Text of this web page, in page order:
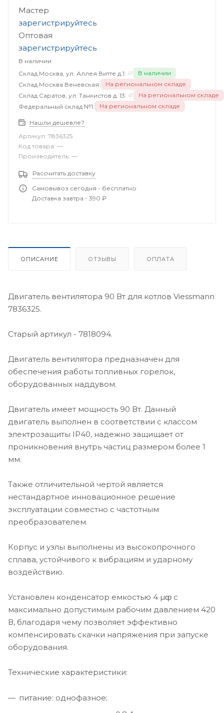
Мастер
зарегистрируйтесь
Оптовая
зарегистрируйтесь
В наличии
Склад Москва, ул. Аллея Витте д.1:
В наличии
Склад Москва Веневская:
На региональном складе
Склад Саратов, ул. Танкистов д. 13:
На региональном складе
Федеральный склад №1:
На региональном складе
Нашли дешевле?
Артикул: 7836325
Код товара: —
Производитель: —
Рассчитать доставку
Самовывоз сегодня - бесплатно
Доставка завтра - 390 ₽
ОПИСАНИЕ ОТЗЫВЫ ОПЛАТА
Двигатель вентилятора 90 Вт для котлов Viessmann
7836325.
Старый артикул - 7818094.
Двигатель вентилятора предназначен для
обеспечения работы топливных горелок,
оборудованных наддувом.
Двигатель имеет мощность 90 Вт. Данный
двигатель выполнен в соответствии с классом
электрозащиты IP40, надежно защищает от
проникновения внутрь частиц размером более 1
мм.
Также отличительной чертой является
нестандартное инновационное решение
эксплуатации совместно с частотным
преобразователем.
Корпус и узлы выполнены из высокопрочного
сплава, устойчивого к вибрациям и ударному
воздействию.
Установлен конденсатор емкостью 4 µȹ с
максимально допустимым рабочим давлением 420
В, благодаря чему позволяет эффективно
компенсировать скачки напряжения при запуске
оборудования.
Технические характеристики:
питание: однофазное;